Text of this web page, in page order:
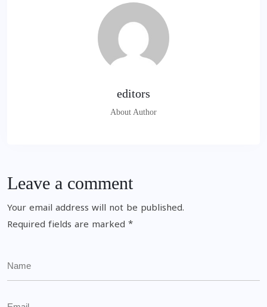
editors
About Author
Leave a comment
Your email address will not be published.
Required fields are marked *